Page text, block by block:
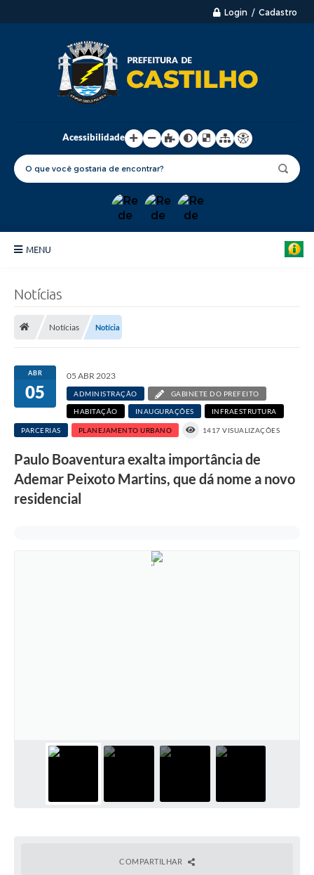
Login / Cadastro
Acessibilidade
MENU
Carta de Serviços
Turismo
Diário Oficial
Editais
Notícias
Notícias Notícia
ABR
05
05 ABR 2023
ADMINISTRAÇÃO GABINETE DO PREFEITO
HABITAÇÃO INAUGURAÇÕES INFRAESTRUTURA
PARCERIAS PLANEJAMENTO URBANO 1417 VISUALIZAÇÕES
Paulo Boaventura exalta importância de
Ademar Peixoto Martins, que dá nome a novo
residencial
COMPARTILHAR